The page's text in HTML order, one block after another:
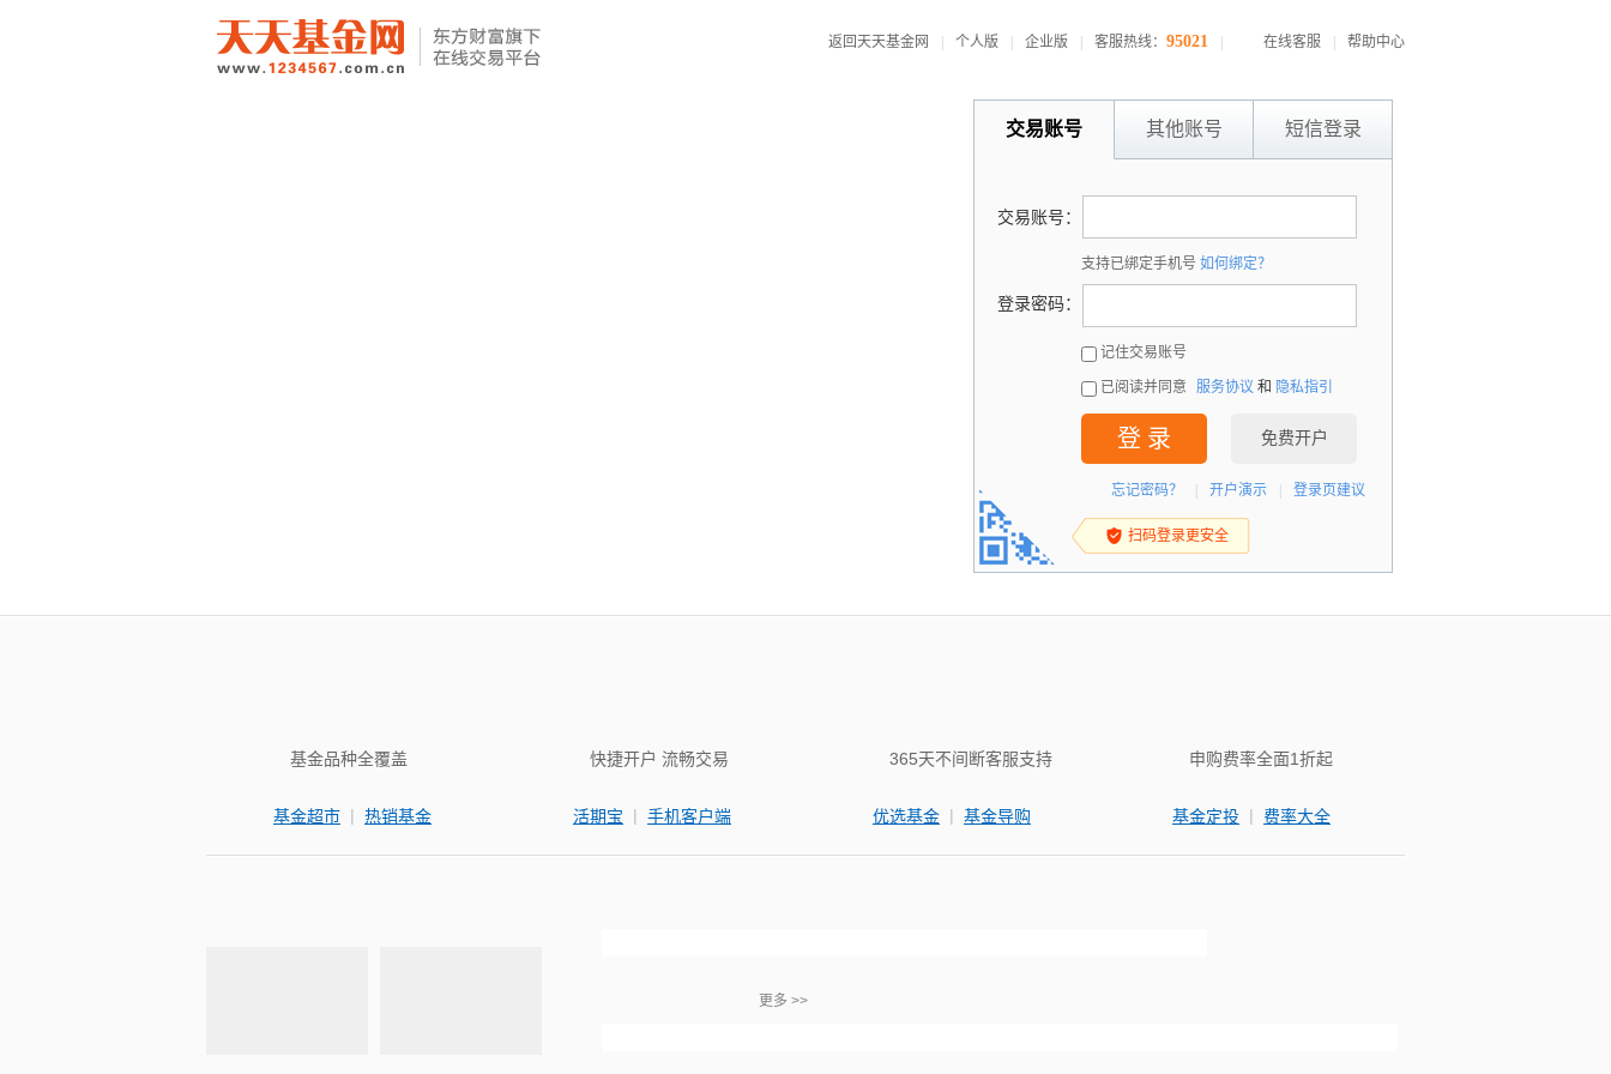
返回天天基金网 个人版 企业版 客服热线： 95021 在线客服 帮助中心
交易账号 其他账号 短信登录
交易账号：
支持已绑定手机号 如何绑定？
登录密码：
记住交易账号
已阅读并同意 服务协议 和 隐私指引
登 录 免费开户
忘记密码？ 开户演示 登录页建议
扫码登录更安全
基金品种全覆盖
基金超市 | 热销基金
快捷开户 流畅交易
活期宝 | 手机客户端
365天不间断客服支持
优选基金 | 基金导购
申购费率全面1折起
基金定投 | 费率大全
更多 >>